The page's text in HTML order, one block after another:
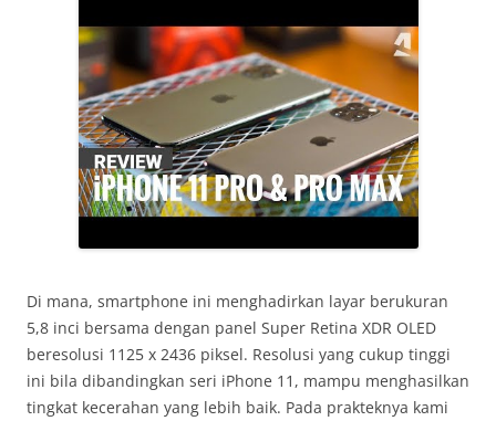
Di mana, smartphone ini menghadirkan layar berukuran
5,8 inci bersama dengan panel Super Retina XDR OLED
beresolusi 1125 x 2436 piksel. Resolusi yang cukup tinggi
ini bila dibandingkan seri iPhone 11, mampu menghasilkan
tingkat kecerahan yang lebih baik. Pada prakteknya kami